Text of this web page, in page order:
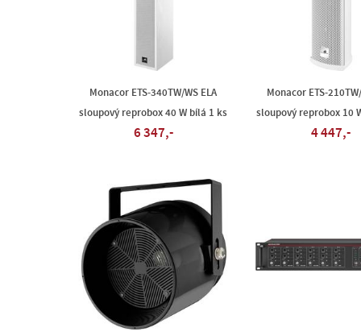
Monacor ETS-340TW/WS ELA
sloupový reprobox 40 W bílá 1 ks
6 347,-
Monacor ETS-
sloupový reprobox 10
4 447,-